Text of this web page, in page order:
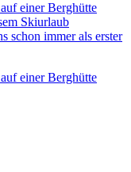
einer Berghütte
Skiurlaub
schon immer als erster
einer Berghütte